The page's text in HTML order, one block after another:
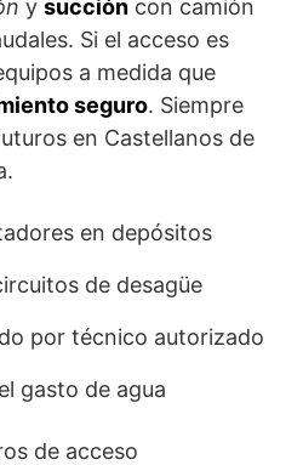
y succión con camión
Si el acceso es
a medida que
seguro. Siempre
en Castellanos de
en depósitos
de desagüe
por técnico autorizado
gasto de agua
de acceso